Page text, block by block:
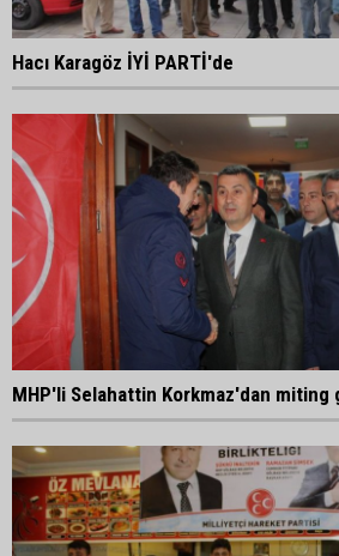
Hacı Karagöz İYİ PARTİ'de
MHP'li Selahattin Korkmaz'dan miting